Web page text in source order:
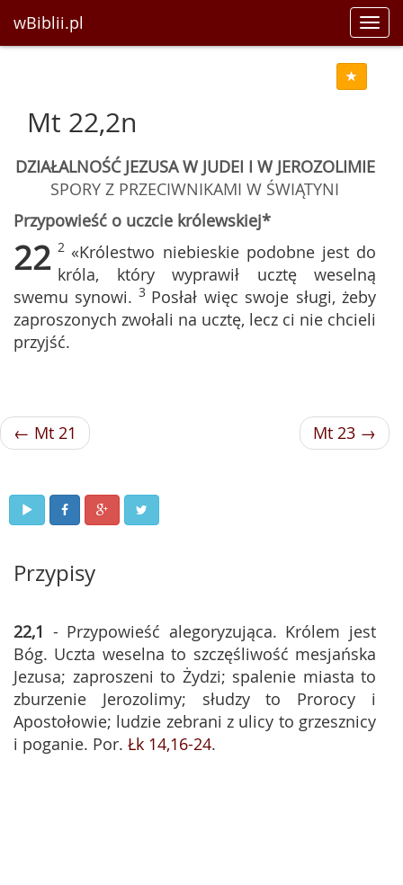
wBiblii.pl
Mt 22,2n
DZIAŁALNOŚĆ JEZUSA W JUDEI I W JEROZOLIMIE
SPORY Z PRZECIWNIKAMI W ŚWIĄTYNI
Przypowieść o uczcie królewskiej*
22 2 «Królestwo niebieskie podobne jest do
króla, który wyprawił ucztę weselną
swemu synowi. 3 Posłał więc swoje sługi, żeby
zaproszonych zwołali na ucztę, lecz ci nie chcieli
przyjść.
← Mt 21 Mt 23 →
Przypisy
22,1 - Przypowieść alegoryzująca. Królem jest
Bóg. Uczta weselna to szczęśliwość mesjańska
Jezusa; zaproszeni to Żydzi; spalenie miasta to
zburzenie Jerozolimy; słudzy to Prorocy i
Apostołowie; ludzie zebrani z ulicy to grzesznicy
i poganie. Por. Łk 14,16-24.